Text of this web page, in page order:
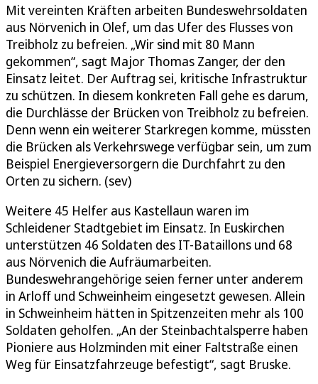
Mit vereinten Kräften arbeiten Bundeswehrsoldaten
aus Nörvenich in Olef, um das Ufer des Flusses von
Treibholz zu befreien. „Wir sind mit 80 Mann
gekommen“, sagt Major Thomas Zanger, der den
Einsatz leitet. Der Auftrag sei, kritische Infrastruktur
zu schützen. In diesem konkreten Fall gehe es darum,
die Durchlässe der Brücken von Treibholz zu befreien.
Denn wenn ein weiterer Starkregen komme, müssten
die Brücken als Verkehrswege verfügbar sein, um zum
Beispiel Energieversorgern die Durchfahrt zu den
Orten zu sichern. (sev)
Weitere 45 Helfer aus Kastellaun waren im
Schleidener Stadtgebiet im Einsatz. In Euskirchen
unterstützen 46 Soldaten des IT-Bataillons und 68
aus Nörvenich die Aufräumarbeiten.
Bundeswehrangehörige seien ferner unter anderem
in Arloff und Schweinheim eingesetzt gewesen. Allein
in Schweinheim hätten in Spitzenzeiten mehr als 100
Soldaten geholfen. „An der Steinbachtalsperre haben
Pioniere aus Holzminden mit einer Faltstraße einen
Weg für Einsatzfahrzeuge befestigt“, sagt Bruske.